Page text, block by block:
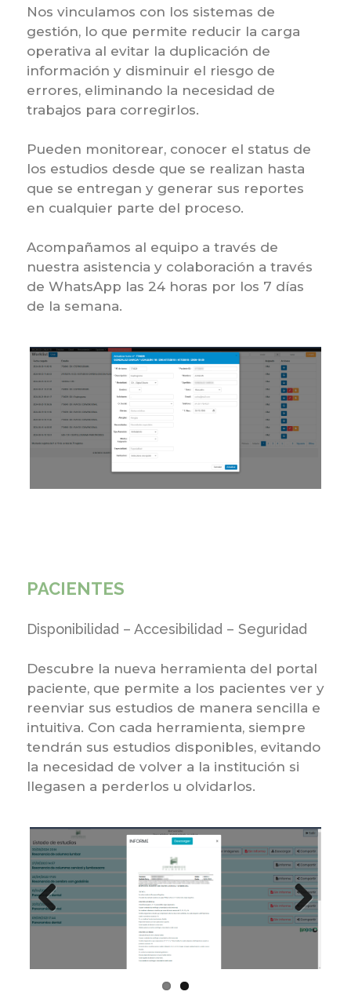
Nos vinculamos con los sistemas de
gestión, lo que permite reducir la carga
operativa al evitar la duplicación de
información y disminuir el riesgo de
errores, eliminando la necesidad de
trabajos para corregirlos.
Pueden monitorear, conocer el status de
los estudios desde que se realizan hasta
que se entregan y generar sus reportes
en cualquier parte del proceso.
Acompañamos al equipo a través de
nuestra asistencia y colaboración a través
de WhatsApp las 24 horas por los 7 días
de la semana.
PACIENTES
Disponibilidad – Accesibilidad – Seguridad
Descubre la nueva herramienta del portal
paciente, que permite a los pacientes ver y
reenviar sus estudios de manera sencilla e
intuitiva. Con cada herramienta, siempre
tendrán sus estudios disponibles, evitando
la necesidad de volver a la institución si
llegasen a perderlos u olvidarlos.
Previous Next